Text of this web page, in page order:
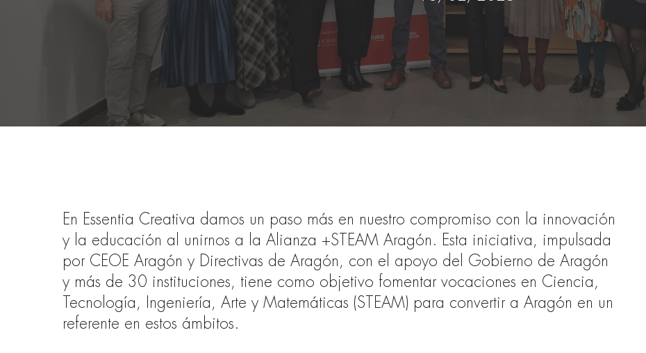
En Essentia Creativa damos un paso más en nuestro compromiso con la innovación
y la educación al unirnos a la Alianza +STEAM Aragón. Esta iniciativa, impulsada
por CEOE Aragón y Directivas de Aragón, con el apoyo del Gobierno de Aragón
y más de 30 instituciones, tiene como objetivo fomentar vocaciones en Ciencia,
Tecnología, Ingeniería, Arte y Matemáticas (STEAM) para convertir a Aragón en un
referente en estos ámbitos.